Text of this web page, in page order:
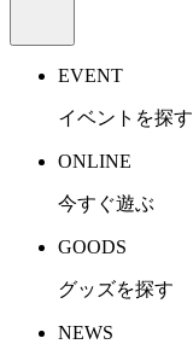
EVENT
イベントを探す
ONLINE
今すぐ遊ぶ
GOODS
グッズを探す
NEWS